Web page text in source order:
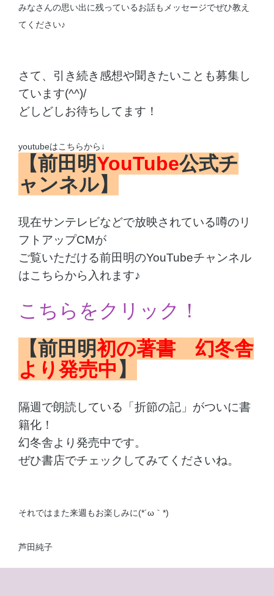
みなさんの思い出に残っているお話もメッセージでぜひ教え
てください♪
さて、引き続き感想や聞きたいことも募集し
ています(^^)/
どしどしお待ちしてます！
youtubeはこちらから↓
【前田明YouTube公式チ
ャンネル】
現在サンテレビなどで放映されている噂のリ
フトアップCMが
ご覧いただける前田明のYouTubeチャンネル
はこちらから入れます♪
こちらをクリック！
【前田明初の著書 幻冬舎
より発売中 】
隔週で朗読している「折節の記」がついに書
籍化！
幻冬舎より発売中です。
ぜひ書店でチェックしてみてくださいね。
それではまた来週もお楽しみに(*´ω｀*)
芦田純子